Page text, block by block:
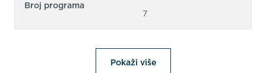
Broj programa
7
Pokaži više